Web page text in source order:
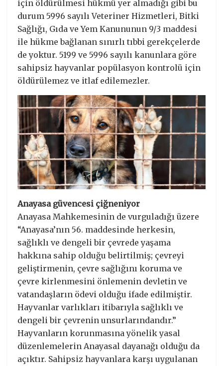
için öldürülmesi hükmü yer almadığı gibi bu
durum 5996 sayılı Veteriner Hizmetleri, Bitki
Sağlığı, Gıda ve Yem Kanununun 9/3 maddesi
ile hükme bağlanan sınırlı tıbbi gerekçelerde
de yoktur. 5199 ve 5996 sayılı kanunlara göre
sahipsiz hayvanlar popülasyon kontrolü için
öldürülemez ve itlaf edilemezler.
Anayasa güvencesi çiğneniyor
Anayasa Mahkemesinin de vurguladığı üzere
“Anayasa’nın 56. maddesinde herkesin,
sağlıklı ve dengeli bir çevrede yaşama
hakkına sahip olduğu belirtilmiş; çevreyi
geliştirmenin, çevre sağlığını koruma ve
çevre kirlenmesini önlemenin devletin ve
vatandaşların ödevi olduğu ifade edilmiştir.
Hayvanlar varlıkları itibarıyla sağlıklı ve
dengeli bir çevrenin unsurlarındandır.”
Hayvanların korunmasına yönelik yasal
düzenlemelerin Anayasal dayanağı olduğu da
açıktır. Sahipsiz hayvanlara karşı uygulanan